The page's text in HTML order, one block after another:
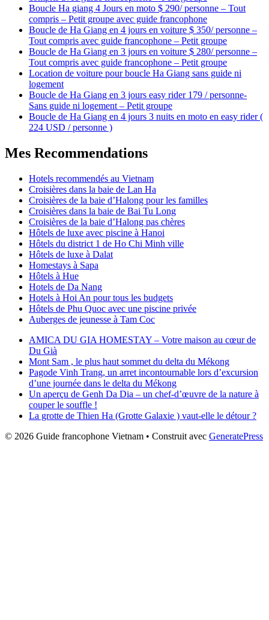
Boucle Ha giang 4 Jours en moto $ 290/ personne – Tout
compris – Petit groupe avec guide francophone
Boucle de Ha Giang en 4 jours en voiture $ 350/ personne –
Tout compris avec guide francophone – Petit groupe
Boucle de Ha Giang en 3 jours en voiture $ 280/ personne –
Tout compris avec guide francophone – Petit groupe
Location de voiture pour boucle Ha Giang sans guide ni
logement
Boucle de Ha Giang en 3 jours easy rider 179 / personne-
Sans guide ni logement – Petit groupe
Boucle de Ha Giang en 4 jours 3 nuits en moto en easy rider (
224 USD / personne )
Mes Recommendations
Hotels recommendés au Vietnam
Croisières dans la baie de Lan Ha
Croisières de la baie d’Halong pour les familles
Croisières dans la baie de Bai Tu Long
Croisières de la baie d’Halong pas chères
Hôtels de luxe avec piscine à Hanoi
Hôtels du district 1 de Ho Chi Minh ville
Hôtels de luxe à Dalat
Homestays à Sapa
Hôtels à Hue
Hotels de Da Nang
Hotels à Hoi An pour tous les budgets
Hôtels de Phu Quoc avec une piscine privée
Auberges de jeunesse à Tam Coc
AMICA DU GIA HOMESTAY – Votre maison au cœur de
Du Già
Mont Sam , le plus haut sommet du delta du Mékong
Pagode Vinh Trang, un arret incontournable lors d’excursion
d’une journée dans le delta du Mékong
Un aperçu de Genh Da Dia – un chef-d’œuvre de la nature à
couper le souffle !
La grotte de Thien Ha (Grotte Galaxie ) vaut-elle le détour ?
© 2026 Guide francophone Vietnam • Construit avec GeneratePress